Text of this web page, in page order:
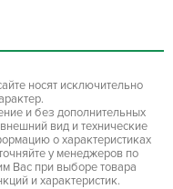
носят исключительно
и без дополнительных
вид и технические
о характеристиках
у менеджеров по
Вас при выборе товара
и характеристик.